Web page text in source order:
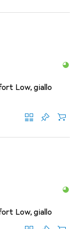
Low, giallo
Low, giallo